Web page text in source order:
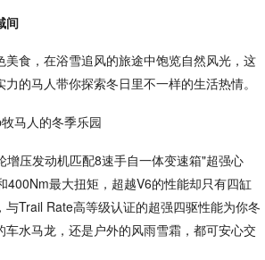
间
美食，在浴雪追风的旅途中饱览自然风光，这
的马人带你探索冬日里不一样的生活热情。
增压发动机匹配8速手自一体变速箱"超强心
400Nm最大扭矩，超越V6的性能却只有四缸
与Trail Rate高等级认证的超强四驱性能为你冬
车水马龙，还是户外的风雨雪霜，都可安心交